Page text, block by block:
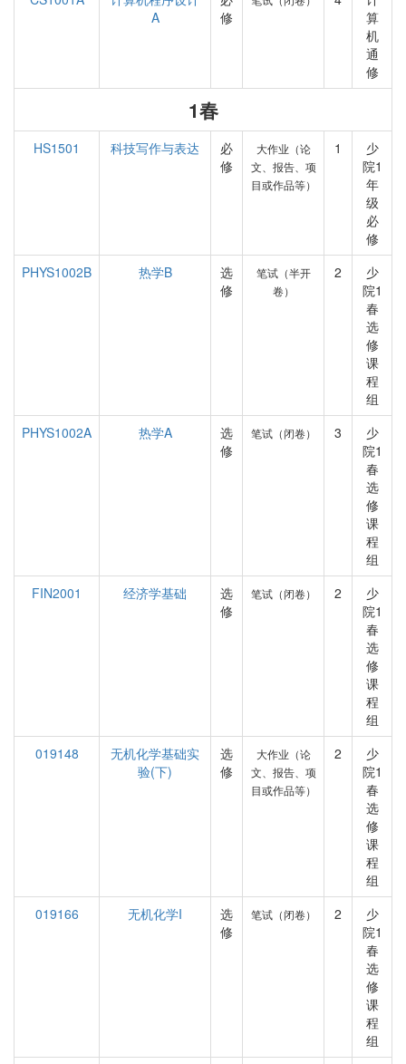
A
修
算
机
通
修
1春
HS1501 科技写作与表达
必
修
大作业（论
文、报告、项
目或作品等）
1
少
院1
年
级
必
修
PHYS1002B
热学B
选
修
笔试（半开
卷）
2
少
院1
春
选
修
课
程
组
PHYS1002A
热学A
选
修
笔试（闭卷） 3
少
院1
春
选
修
课
程
组
FIN2001
经济学基础
选
修
笔试（闭卷） 2
少
院1
春
选
修
课
程
组
019148
无机化学基础实
验(下)
选
修
大作业（论
文、报告、项
目或作品等）
2
少
院1
春
选
修
课
程
组
019166
无机化学I
选
修
笔试（闭卷） 2
少
院1
春
选
修
课
程
组